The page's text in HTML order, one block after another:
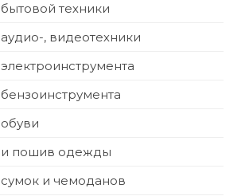
техники
, видеотехники
и пошив одежды
и чемоданов